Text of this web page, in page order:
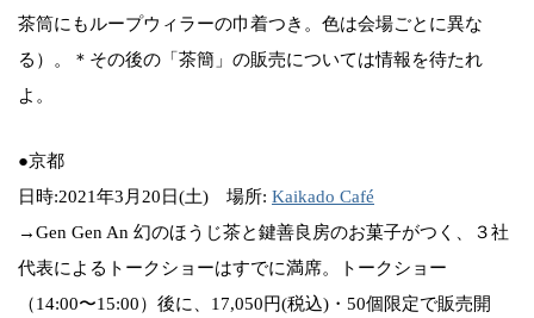
茶筒にもループウィラーの巾着つき。色は会場ごとに異な
る）。＊その後の「茶簡」の販売については情報を待たれ
よ。
●京都
日時:2021年3月20日(土) 場所: Kaikado Café
→Gen Gen An 幻のほうじ茶と鍵善良房のお菓子がつく、３社
代表によるトークショーはすでに満席。トークショー
（14:00〜15:00）後に、17,050円(税込)・50個限定で販売開